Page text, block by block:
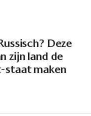
Deze
zijn land de
staat maken